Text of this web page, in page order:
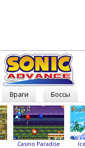
Враги Боссы
Casino Paradise